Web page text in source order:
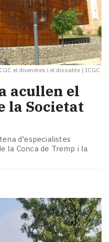
el divendres i el dissabte | ICGC
acullen el
la Societat
d'especialistes
la Conca de Tremp i la